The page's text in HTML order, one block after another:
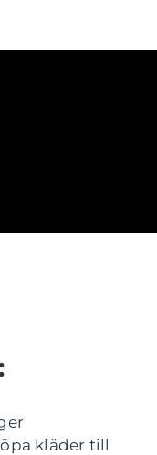
kläder till